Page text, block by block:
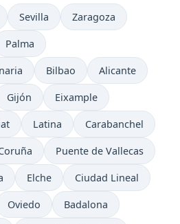
Sevilla Zaragoza
Palma
Bilbao Alicante
Gijón Eixample
Latina Carabanchel
Puente de Vallecas
Elche Ciudad Lineal
Oviedo Badalona